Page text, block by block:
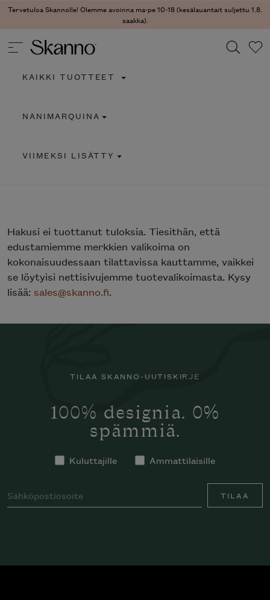
Tervetuloa Skannolle! Olemme avoinna ma-pe 10-18 (kesälauantait suljettu 1.8.
saakka).
Type 2 or more characters for results.
KAIKKI TUOTTEET
NANIMARQUINA
VIIMEKSI LISÄTTY
Hakusi ei tuottanut tuloksia. Tiesithän, että
edustamiemme merkkien valikoima on
kokonaisuudessaan tilattavissa kauttamme, vaikkei
se löytyisi nettisivujemme tuotevalikoimasta. Kysy
lisää: sales@skanno.fi.
TILAA SKANNO-UUTISKIRJE
100% designia. 0%
spämmiä.
Kuluttajille Ammattilaisille
TILAA